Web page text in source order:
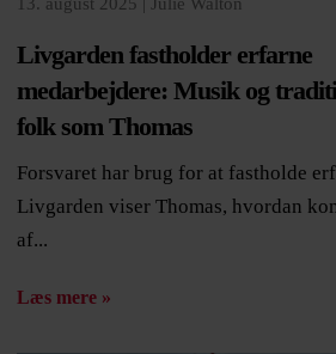
Livgarden fastholder erfarne
medarbejdere: Musik og
folk som Thomas
Forsvaret har brug for at fastholde
Livgarden viser Thomas, hvordan
af...
Læs mere »